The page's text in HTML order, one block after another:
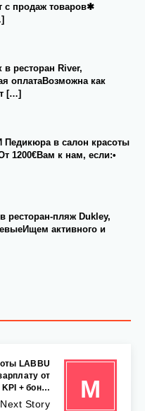
с продаж товаров✱
ресторан River,
оплатаВозможна как
[…]
Педикюра в салон красоты
1200€Вам к нам, если:•
ресторан-пляж Dukley,
активного и
М
LABBU
от
KPI + бон…
Next Story